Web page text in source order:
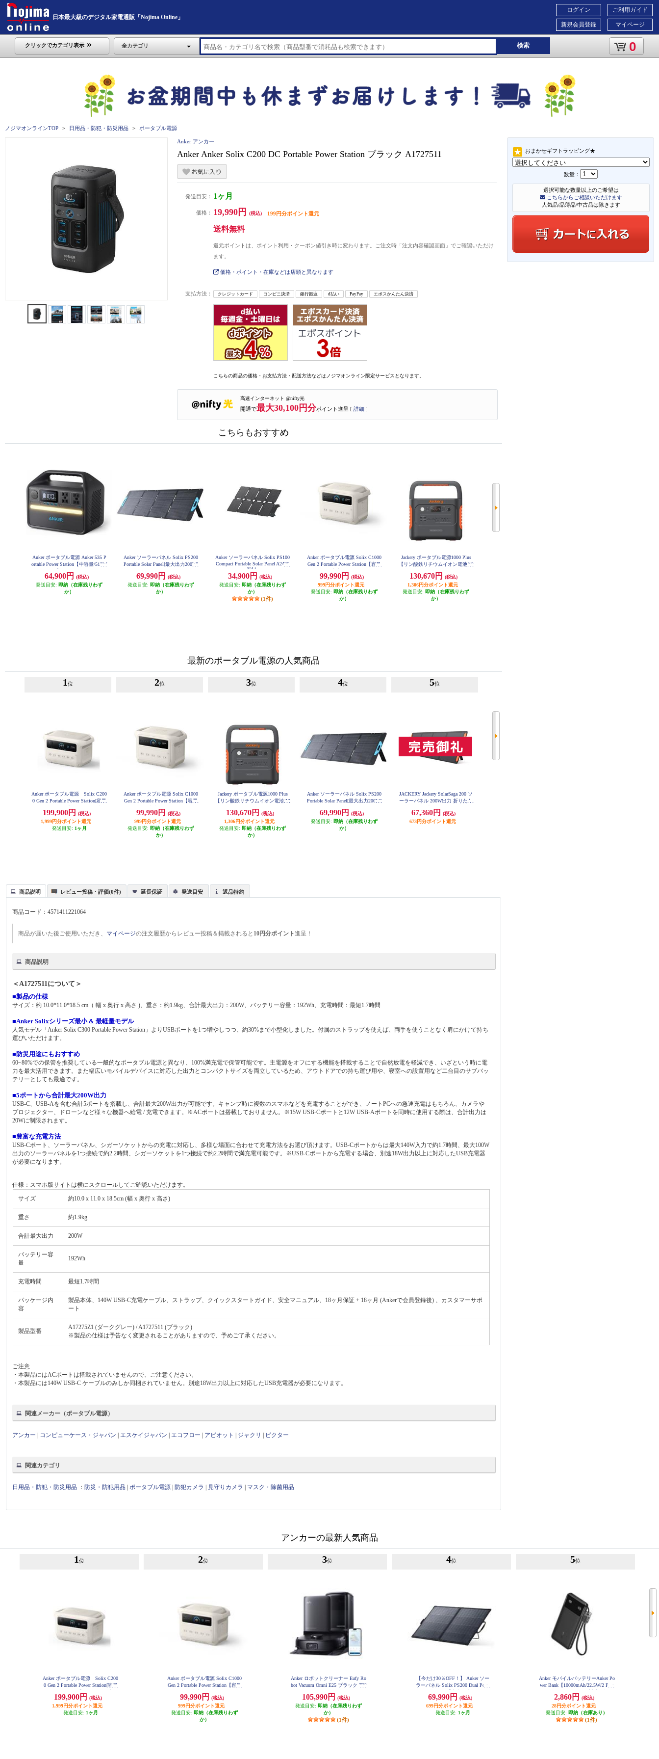
日本最大級のデジタル家電通販「Nojima Online」
ご利用ガイド
マイページ
ログイン
新規会員登録
クリックでカテゴリ表示 全カテゴリ 検索 0
ノジマオンラインTOP 日用品・防犯・防災用品 ポータブル電源
おまかせギフトラッピング★
数量：
選択可能な数量以上のご希望は
こちらからご相談いただけます
人気品/品薄品/中古品は除きます
Anker アンカー
Anker Anker Solix C200 DC Portable Power Station ブラック A1727511
発送目安： 1ヶ月
価格： 19,990円 (税込) 199円分ポイント還元
送料無料
還元ポイントは、ポイント利用・クーポン値引き時に変わります。ご注文時「注文内容確認画面」でご確認いただけ
ます。
価格・ポイント・在庫などは店頭と異なります
支払方法： クレジットカード コンビニ決済 銀行振込 d払い PayPay エポスかんたん決済
こちらの商品の価格・お支払方法・配送方法などはノジマオンライン限定サービスとなります。
高速インターネット @nifty光
開通で最大30,100円分ポイント進呈 [ 詳細 ]
こちらもおすすめ
Anker ポータブル電源 Anker 535 P
ortable Power Station【中容量/512W
64,900円
(税込)
発送目安: 即納（在庫残りわず
か）
Anker ソーラーパネル Solix PS200
Portable Solar Panel[最大出力200W]
69,990円
(税込)
発送目安: 即納（在庫残りわず
か）
Anker ソーラーパネル Solix PS100
Compact Portable Solar Panel A2435
NA1
34,900円
(税込)
発送目安: 即納（在庫残りわず
か）
(1件)
Anker ポータブル電源 Solix C1000
Gen 2 Portable Power Station【容量
-C×3/USB-A×1/シガーソケット×
1】 A1763521
99,990円
(税込)
999円分ポイント還元
発送目安: 即納（在庫残りわず
か）
Jackery ポータブル電源1000 Plus
【リン酸鉄リチウムイオン電池/12
SB-Cx2/車載シガーソケットx1】 J
E-1000C
130,670円
(税込)
1,306円分ポイント還元
発送目安: 即納（在庫残りわず
か）
最新のポータブル電源の人気商品
1 位
Anker ポータブル電源 Solix C200
0 Gen 2 Portable Power Station[容量
電時間 約99分/ ] A1783521
199,900円
(税込)
1,999円分ポイント還元
発送目安: 1ヶ月
2位
Anker ポータブル電源 Solix C1000
Gen 2 Portable Power Station【容量
-C×3/USB-A×1/シガーソケット×
1】 A1763521
99,990円
(税込)
999円分ポイント還元
発送目安: 即納（在庫残りわず
か）
3位
Jackery ポータブル電源1000 Plus
【リン酸鉄リチウムイオン電池/12
SB-Cx2/車載シガーソケットx1】 J
E-1000C
130,670円
(税込)
1,306円分ポイント還元
発送目安: 即納（在庫残りわず
か）
4位
Anker ソーラーパネル Solix PS200
Portable Solar Panel[最大出力200W]
69,990円
(税込)
発送目安: 即納（在庫残りわず
か）
5位
JACKERY Jackery SolarSaga 200 ソ
ーラーパネル 200W出力 折りたた
67,360円
(税込)
673円分ポイント還元
商品説明 レビュー投稿・評価(0件) 延長保証 発送目安 返品特約
商品コード：4571411221064
商品が届いた後ご使用いただき、 マイページの注文履歴からレビュー投稿＆掲載されると 10円分ポイント進呈！
商品説明
＜A1727511について＞
■製品の仕様
サイズ：約 10.0*11.0*18.5 cm（ 幅 x 奥行 x 高さ )、重さ：約1.9kg、合計最大出力：200W、バッテリー容量：192Wh、充電時間：最短1.7時間
■Anker Solixシリーズ最小 & 最軽量モデル
人気モデル「Anker Solix C300 Portable Power Station」よりUSBポートを1つ増やしつつ、約30%まで小型化しました。付属のストラップを使えば、両手を使うことなく肩にかけて持ち
運びいただけます。
■防災用途にもおすすめ
60~80%での保管を推奨している一般的なポータブル電源と異なり、100%満充電で保管可能です。主電源をオフにする機能を搭載することで自然放電を軽減でき、いざという時に電
力を最大活用できます。また幅広いモバイルデバイスに対応した出力とコンパクトサイズを両立しているため、アウトドアでの持ち運び用や、寝室への設置用など二台目のサブバッ
テリーとしても最適です。
■5ポートから合計最大200W出力
USB-C、USB-Aを含む合計5ポートを搭載し、合計最大200W出力が可能です。キャンプ時に複数のスマホなどを充電することができ、ノートPCへの急速充電はもちろん、カメラや
プロジェクター、ドローンなど様々な機器へ給電 / 充電できます。※ACポートは搭載しておりません。※15W USB-Cポートと12W USB-Aポートを同時に使用する際は、合計出力は
20Wに制限されます。
■豊富な充電方法
USB-Cポート、ソーラーパネル、シガーソケットからの充電に対応し、多様な場面に合わせて充電方法をお選び頂けます。USB-Cポートからは最大140W入力で約1.7時間、最大100W
出力のソーラーパネルを1つ接続で約2.2時間、シガーソケットを1つ接続で約2.2時間で満充電可能です。※USB-Cポートから充電する場合、別途18W出力以上に対応したUSB充電器
が必要になります。
仕様：スマホ版サイトは横にスクロールしてご確認いただけます。
サイズ
約10.0 x 11.0 x 18.5cm (幅 x 奥行 x 高さ)
重さ 約1.9kg
合計最大出力 200W
バッテリー容
量
192Wh
充電時間 最短1.7時間
パッケージ内
容
製品本体、140W USB-C充電ケーブル、ストラップ、クイックスタートガイド、安全マニュアル、18ヶ月保証 + 18ヶ月 (Ankerで会員登録後) 、カスタマーサポ
ート
製品型番
A17275Z1 (ダークグレー) / A1727511 (ブラック)
※製品の仕様は予告なく変更されることがありますので、予めご了承ください。
ご注意
・本製品にはACポートは搭載されていませんので、ご注意ください。
・本製品には140W USB-C ケーブルのみしか同梱されていません。別途18W出力以上に対応したUSB充電器が必要になります。
関連メーカー（ポータブル電源）
アンカー コンピューケース・ジャパン エスケイジャパン エコフロー アビオット ジャクリ ビクター
関連カテゴリ
日用品・防犯・防災用品 ： 防災・防犯用品 |ポータブル電源 防犯カメラ 見守りカメラ マスク・除菌用品
アンカーの最新人気商品
1 位
Anker ポータブル電源 Solix C200
0 Gen 2 Portable Power Station[容量
電時間 約99分/ ] A1783521
199,900円
(税込)
1,999円分ポイント還元
発送目安: 1ヶ月
2位
Anker ポータブル電源 Solix C1000
Gen 2 Portable Power Station【容量
-C×3/USB-A×1/シガーソケット×
1】 A1763521
99,990円
(税込)
999円分ポイント還元
発送目安: 即納（在庫残りわず
か）
3位
Anker ロボットクリーナー Eufy Ro
bot Vacuum Omni E25 ブラック T23
105,990円
(税込)
発送目安: 即納（在庫残りわず
か）
(1件)
4位
【今だけ30％OFF！】 Anker ソー
ラーパネル Solix PS200 Dual Porta
さ4.8kg/アルミフレーム/10年使え
る長寿命】 AS320011
69,990円
(税込)
699円分ポイント還元
発送目安: 1ヶ月
5位
Anker モバイルバッテリーAnker Po
wer Bank【10000mAh/22.5W/2 Port
ｸ】 A1388N11
2,860円
(税込)
28円分ポイント還元
発送目安: 即納（在庫あり）
(1件)